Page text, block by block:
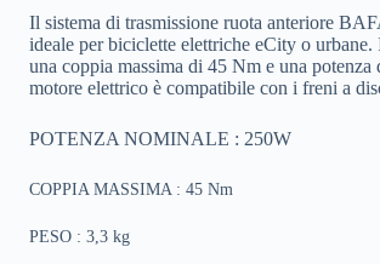
Il sistema di trasmissione ruota anteriore
ideale per biciclette elettriche eCity o
una coppia massima di 45 Nm e una
motore elettrico è compatibile con i freni a
POTENZA NOMINALE : 250W
COPPIA MASSIMA : 45 Nm
PESO : 3,3 kg